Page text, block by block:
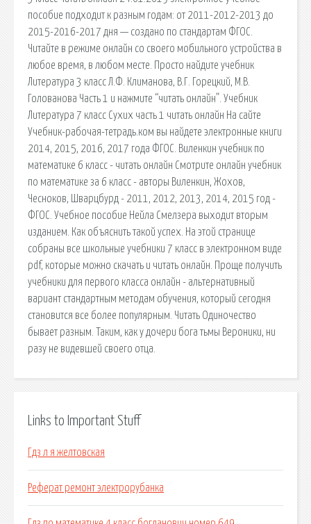
пособие подходит к разным годам: от 2011-2012-2013 до
2015-2016-2017 дня — создано по стандартам ФГОС.
Читайте в режиме онлайн со своего мобильного устройства в
любое время, в любом месте. Просто найдите учебник
Литература 3 класс Л.Ф. Климанова, В.Г. Горецкий, М.В.
Голованова Часть 1 и нажмите “читать онлайн”. Учебник
Литература 7 класс Сухих часть 1 читать онлайн На сайте
Учебник-рабочая-тетрадь.ком вы найдете электронные книги
2014, 2015, 2016, 2017 года ФГОС. Виленкин учебник по
математике 6 класс - читать онлайн Смотрите онлайн учебник
по математике за 6 класс - авторы Виленкин, Жохов,
Чесноков, Шварцбурд - 2011, 2012, 2013, 2014, 2015 год -
ФГОС. Учебное пособие Нейла Смелзера выходит вторым
изданием. Как объяснить такой успех. На этой странице
собраны все школьные учебники 7 класс в электронном виде
pdf, которые можно скачать и читать онлайн. Проще получить
учебники для первого класса онлайн - альтернативный
вариант стандартным методам обучения, который сегодня
становится все более популярным. Читать Одиночество
бывает разным. Таким, как у дочери бога тьмы Вероники, ни
разу не видевшей своего отца.
Links to Important Stuff
Гдз л я желтовская
Реферат ремонт электрорубанка